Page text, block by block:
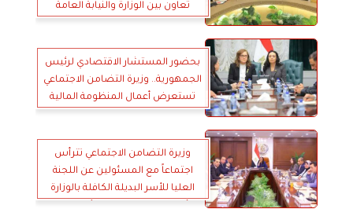
تعاون بين الوزارة والنيابة العامة
بحضور المستشار الاقتصادي لرئيس
الجمهورية.. وزيرة التضامن الاجتماعي
تستعرض أعمال المنظومة المالية
وزيرة التضامن الاجتماعي تترأس
اجتماعاً مع المسئولين عن اللجنة
العليا للأسر البديلة الكافلة بالوزارة